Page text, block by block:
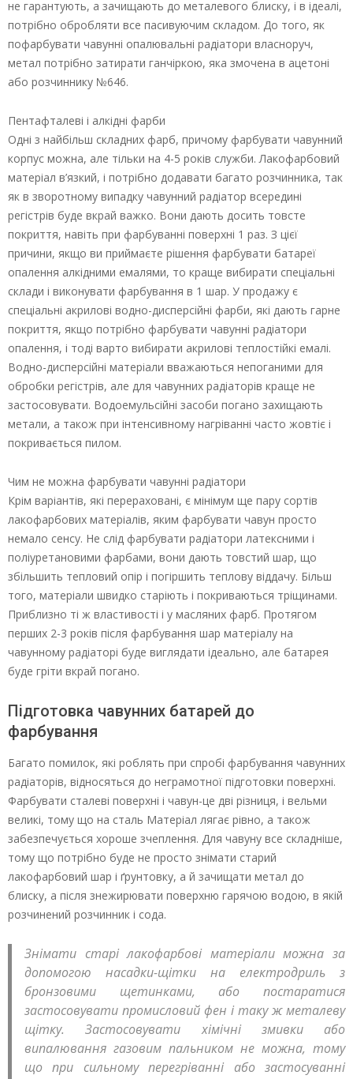
не гарантують, а зачищають до металевого блиску, і в ідеалі,
потрібно обробляти все пасивуючим складом. До того, як
пофарбувати чавунні опалювальні радіатори власноруч,
метал потрібно затирати ганчіркою, яка змочена в ацетоні
або розчиннику №646.
Пентафталеві і алкідні фарби
Одні з найбільш складних фарб, причому фарбувати чавунний
корпус можна, але тільки на 4-5 років служби. Лакофарбовий
матеріал в’язкий, і потрібно додавати багато розчинника, так
як в зворотному випадку чавунний радіатор всередині
регістрів буде вкрай важко. Вони дають досить товсте
покриття, навіть при фарбуванні поверхні 1 раз. З цієї
причини, якщо ви приймаєте рішення фарбувати батареї
опалення алкідними емалями, то краще вибирати спеціальні
склади і виконувати фарбування в 1 шар. У продажу є
спеціальні акрилові водно-дисперсійні фарби, які дають гарне
покриття, якщо потрібно фарбувати чавунні радіатори
опалення, і тоді варто вибирати акрилові теплостійкі емалі.
Водно-дисперсійні матеріали вважаються непоганими для
обробки регістрів, але для чавунних радіаторів краще не
застосовувати. Водоемульсійні засоби погано захищають
метали, а також при інтенсивному нагріванні часто жовтіє і
покривається пилом.
Чим не можна фарбувати чавунні радіатори
Крім варіантів, які перераховані, є мінімум ще пару сортів
лакофарбових матеріалів, яким фарбувати чавун просто
немало сенсу. Не слід фарбувати радіатори латексними і
поліуретановими фарбами, вони дають товстий шар, що
збільшить тепловий опір і погіршить теплову віддачу. Більш
того, матеріали швидко старіють і покриваються тріщинами.
Приблизно ті ж властивості і у масляних фарб. Протягом
перших 2-3 років після фарбування шар матеріалу на
чавунному радіаторі буде виглядати ідеально, але батарея
буде гріти вкрай погано.
Підготовка чавунних батарей до
фарбування
Багато помилок, які роблять при спробі фарбування чавунних
радіаторів, відносяться до неграмотної підготовки поверхні.
Фарбувати сталеві поверхні і чавун-це дві різниця, і вельми
великі, тому що на сталь Матеріал лягає рівно, а також
забезпечується хороше зчеплення. Для чавуну все складніше,
тому що потрібно буде не просто знімати старий
лакофарбовий шар і ґрунтовку, а й зачищати метал до
блиску, а після знежирювати поверхню гарячою водою, в якій
розчинений розчинник і сода.
Знімати старі лакофарбові матеріали можна за
допомогою насадки-щітки на електродриль з
бронзовими щетинками, або постаратися
застосовувати промисловий фен і таку ж металеву
щітку. Застосовувати хімічні змивки або
випалювання газовим пальником не можна, тому
що при сильному перегріванні або застосуванні